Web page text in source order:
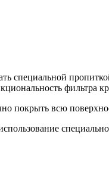
специальной
покрыть всю